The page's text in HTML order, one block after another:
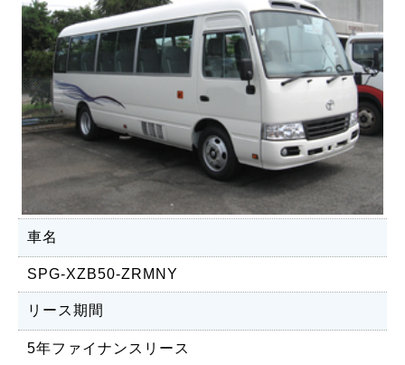
車名
SPG-XZB50-ZRMNY
リース期間
5年ファイナンスリース